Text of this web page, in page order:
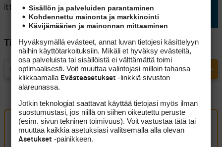
jatkuu
Tilaa Golfpisteen uutiskirje
Oma kommentti
Kirjaudu sisään kommentoidaksesi
Sisällön ja palveluiden parantaminen
Kohdennettu mainonta ja markkinointi
Kävijämäärien ja mainonnan mittaaminen
Hyväksymällä evästeet, annat luvan tietojesi käsittelyyn
näihin käyttötarkoituksiin. Mikäli et hyväksy evästeitä,
osa palveluista tai sisällöistä ei välttämättä toimi
optimaalisesti. Voit muuttaa valintojasi milloin tahansa
klikkaamalla Evästeasetukset -linkkiä sivuston
alareunassa.
Jotkin teknologiat saattavat käyttää tietojasi myös ilman
suostumustasi, jos niillä on siihen oikeutettu peruste
(esim. sivun tekninen toimivuus). Voit vastustaa tätä tai
muuttaa kaikkia asetuksiasi valitsemalla alla olevan
Asetukset -painikkeen.